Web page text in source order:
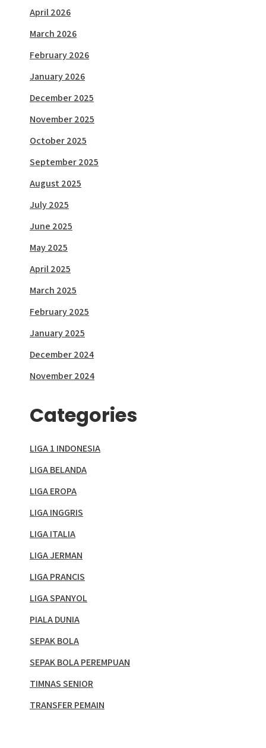
April 2026
March 2026
February 2026
January 2026
December 2025
November 2025
October 2025
September 2025
August 2025
July 2025
June 2025
May 2025
April 2025
March 2025
February 2025
January 2025
December 2024
November 2024
Categories
LIGA 1 INDONESIA
LIGA BELANDA
LIGA EROPA
LIGA INGGRIS
LIGA ITALIA
LIGA JERMAN
LIGA PRANCIS
LIGA SPANYOL
PIALA DUNIA
SEPAK BOLA
SEPAK BOLA PEREMPUAN
TIMNAS SENIOR
TRANSFER PEMAIN